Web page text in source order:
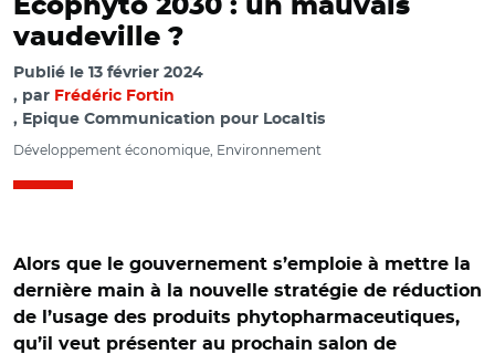
Ecophyto 2030 : un mauvais
vaudeville ?
Publié le 13 février 2024
par Frédéric Fortin
, Epique Communication pour Localtis
Développement économique, Environnement
Alors que le gouvernement s’emploie à mettre la
dernière main à la nouvelle stratégie de réduction
de l’usage des produits phytopharmaceutiques,
qu’il veut présenter au prochain salon de